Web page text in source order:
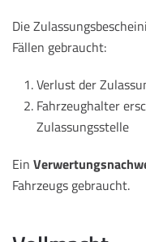
Die
Fällen gebraucht:
Verlust der
Fahrzeughalter
Zulassungsstelle
Ein
Fahrzeugs gebraucht.